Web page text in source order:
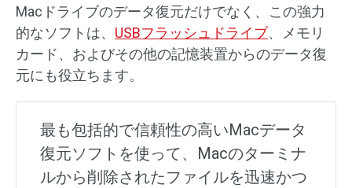
Macドライブのデータ復元だけでなく、この強力
的なソフトは、 USBフラッシュドライブ、メモリ
カード、およびその他の記憶装置からのデータ復
元にも役立ちます。
最も包括的で信頼性の高いMacデータ
復元ソフトを使って、Macのターミナ
ルから削除されたファイルを迅速かつ